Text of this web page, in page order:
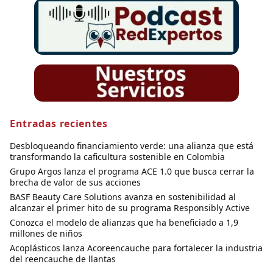
Entradas recientes
Desbloqueando financiamiento verde: una alianza que está
transformando la caficultura sostenible en Colombia
Grupo Argos lanza el programa ACE 1.0 que busca cerrar la
brecha de valor de sus acciones
BASF Beauty Care Solutions avanza en sostenibilidad al
alcanzar el primer hito de su programa Responsibly Active
Conozca el modelo de alianzas que ha beneficiado a 1,9
millones de niños
Acoplásticos lanza Acoreencauche para fortalecer la industria
del reencauche de llantas